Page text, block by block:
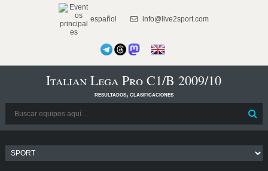
español info@live2sport.com
Italian Lega Pro C1/B 2009/10
resultados, clasificaciones